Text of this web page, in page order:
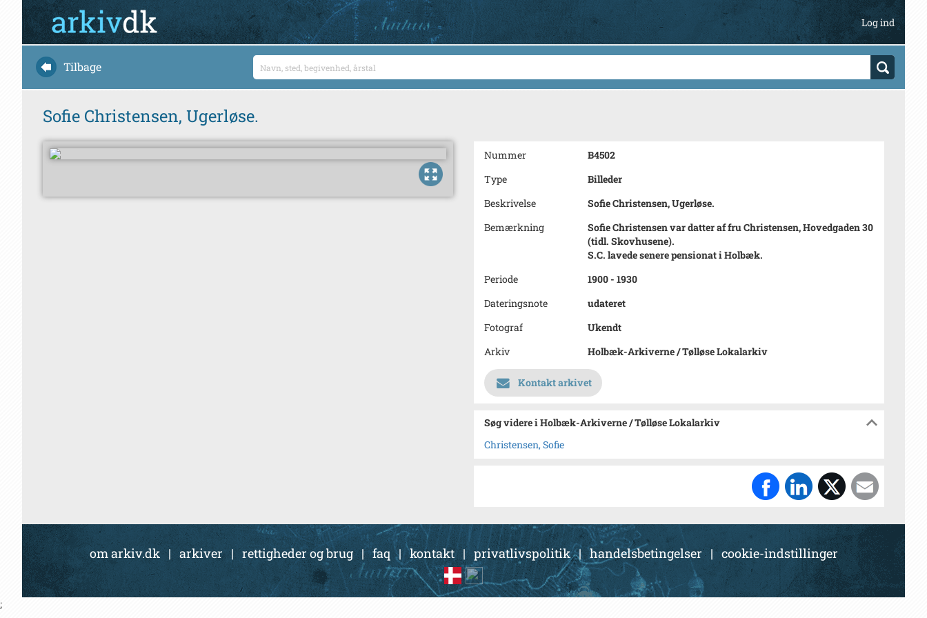
Log ind
Tilbage
Sofie Christensen, Ugerløse.
Nummer
B4502
Type
Billeder
Beskrivelse
Sofie Christensen, Ugerløse.
Bemærkning
Sofie Christensen var datter af fru Christensen, Hovedgaden 30
(tidl. Skovhusene).
S.C. lavede senere pensionat i Holbæk.
Periode
1900 - 1930
Dateringsnote
udateret
Fotograf
Ukendt
Arkiv
Holbæk-Arkiverne / Tølløse Lokalarkiv
Kontakt arkivet
Søg videre i Holbæk-Arkiverne / Tølløse Lokalarkiv
Christensen, Sofie
om arkiv.dk | arkiver| rettigheder og brug|faq |kontakt| privatlivspolitik|handelsbetingelser | cookie-indstillinger
;